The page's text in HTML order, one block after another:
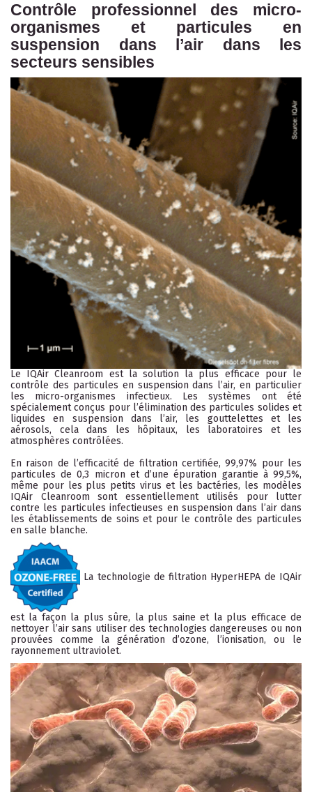
Contrôle professionnel des micro-
organismes et particules en
suspension dans l’air dans les
secteurs sensibles
Le IQAir Cleanroom est la solution la plus efficace pour le
contrôle des particules en suspension dans l’air, en particulier
les micro-organismes infectieux. Les systèmes ont été
spécialement conçus pour l’élimination des particules solides et
liquides en suspension dans l’air, les gouttelettes et les
aérosols, cela dans les hôpitaux, les laboratoires et les
atmosphères contrôlées.
En raison de l’efficacité de filtration certifiée, 99,97% pour les
particules de 0,3 micron et d’une épuration garantie à 99,5%,
même pour les plus petits virus et les bactéries, les modèles
IQAir Cleanroom sont essentiellement utilisés pour lutter
contre les particules infectieuses en suspension dans l’air dans
les établissements de soins et pour le contrôle des particules
en salle blanche.
La technologie de filtration HyperHEPA de IQAir
est la façon la plus sûre, la plus saine et la plus efficace de
nettoyer l’air sans utiliser des technologies dangereuses ou non
prouvées comme la génération d’ozone, l’ionisation, ou le
rayonnement ultraviolet.